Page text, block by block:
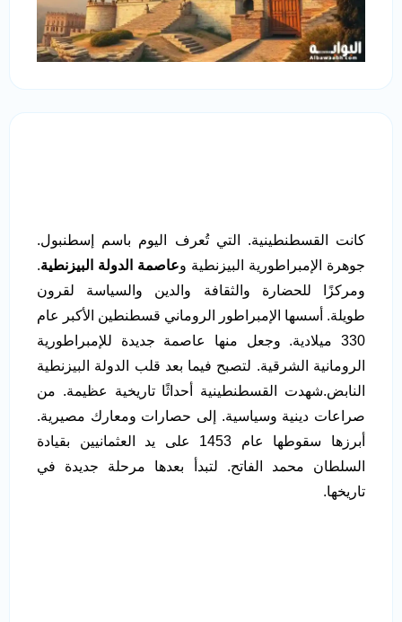
كانت القسطنطينية. التي تُعرف اليوم باسم إسطنبول.
جوهرة الإمبراطورية البيزنطية وعاصمة الدولة البيزنطية.
ومركزًا للحضارة والثقافة والدين والسياسة لقرون
طويلة. أسسها الإمبراطور الروماني قسطنطين الأكبر عام
330 ميلادية. وجعل منها عاصمة جديدة للإمبراطورية
الرومانية الشرقية. لتصبح فيما بعد قلب الدولة البيزنطية
النابض.شهدت القسطنطينية أحداثًا تاريخية عظيمة. من
صراعات دينية وسياسية. إلى حصارات ومعارك مصيرية.
أبرزها سقوطها عام 1453 على يد العثمانيين بقيادة
السلطان محمد الفاتح. لتبدأ بعدها مرحلة جديدة في
تاريخها.